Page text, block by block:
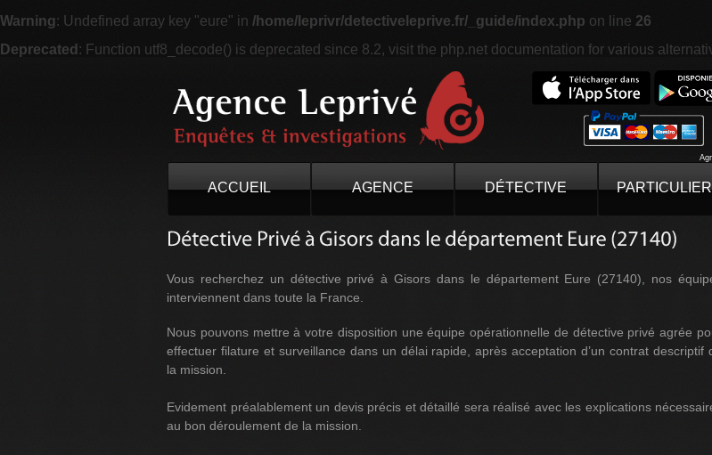
Warning: Undefined array key "eure" in /home/leprivr/detectiveleprive.fr/_guide/index.php on line 26
Deprecated : Function utf8_decode() is deprecated since 8.2, visit the php.net documentation for various
ACCUEIL AGENCE DÉTECTIVE
Vous recherchez un détective privé à Gisors dans le département Eure (27140), nos
interviennent dans toute la France.
Nous pouvons mettre à votre disposition une équipe opérationnelle de détective privé agrée
effectuer filature et surveillance dans un délai rapide, après acceptation d’un contrat descriptif
la mission.
Evidement préalablement un devis précis et détaillé sera réalisé avec les explications
au bon déroulement de la mission.